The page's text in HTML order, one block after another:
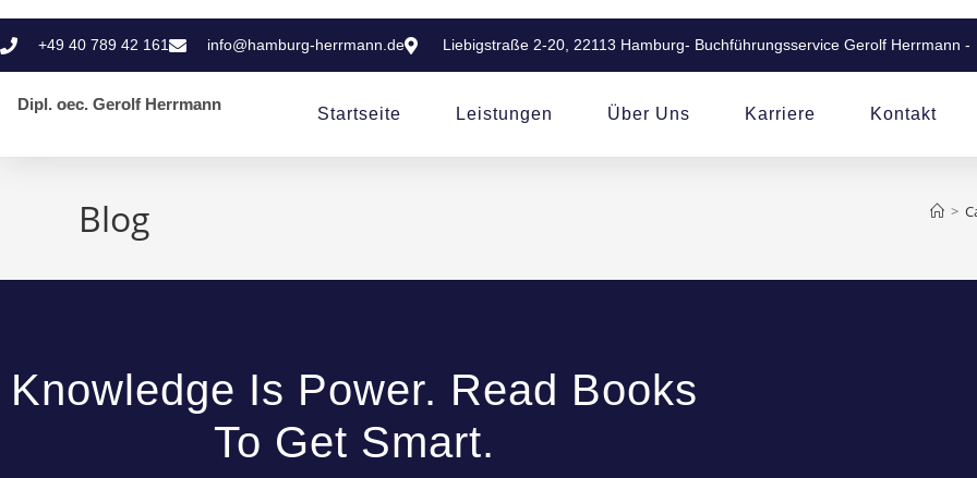
+49 40 789 42 161 info@hamburg-herrmann.de Liebigstraße 2-20, 22113 Hamburg- Buchführungsservice Gerolf Herrmann -
Dipl. oec. Gerolf Herrmann
Startseite Leistungen Über Uns Karriere Kontakt
Blog >
Knowledge Is Power. Read Books
To Get Smart.